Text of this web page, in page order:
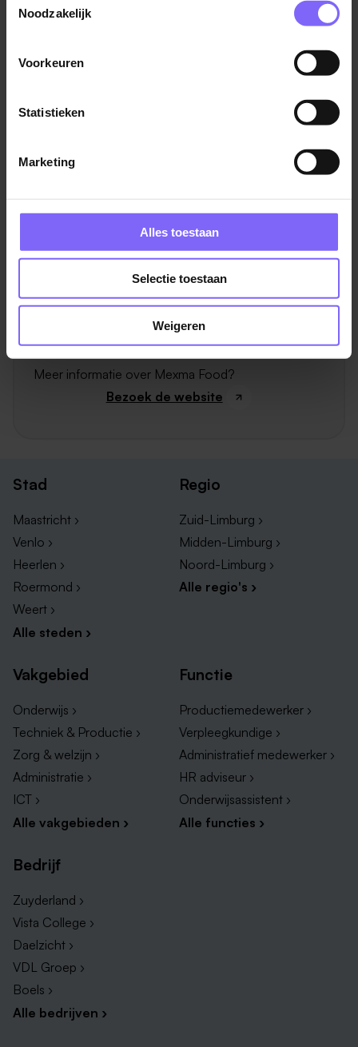
Noodzakelijk
Voorkeuren
Statistieken
Marketing
Alles toestaan
Selectie toestaan
Weigeren
Locatie Kerkrade
Klarenanstelerweg 2
Meer informatie over Mexma Food?
Bezoek de website
Stad
Maastricht ›
Venlo ›
Heerlen ›
Roermond ›
Weert ›
Alle steden ›
Regio
Zuid-Limburg ›
Midden-Limburg ›
Noord-Limburg ›
Alle regio's ›
Vakgebied
Onderwijs ›
Techniek & Productie ›
Zorg & welzijn ›
Administratie ›
ICT ›
Alle vakgebieden ›
Functie
Productiemedewerker ›
Verpleegkundige ›
Administratief medewerker ›
HR adviseur ›
Onderwijsassistent ›
Alle functies ›
Bedrijf
Zuyderland ›
Vista College ›
Daelzicht ›
VDL Groep ›
Boels ›
Alle bedrijven ›